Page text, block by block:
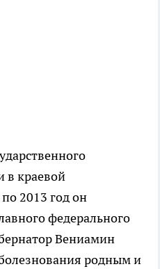
в краевой
2013 год он
федерального
Вениамин
родным и